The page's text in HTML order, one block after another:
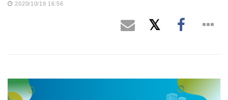
2020/10/19 16:56